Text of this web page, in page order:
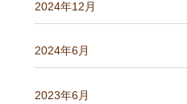
2024年12月
2024年6月
2023年6月